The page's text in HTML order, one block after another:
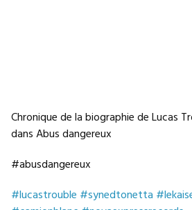
Chronique de la biographie de Lucas
dans Abus dangereux
#abusdangereux
#lucastrouble #synedtonetta #